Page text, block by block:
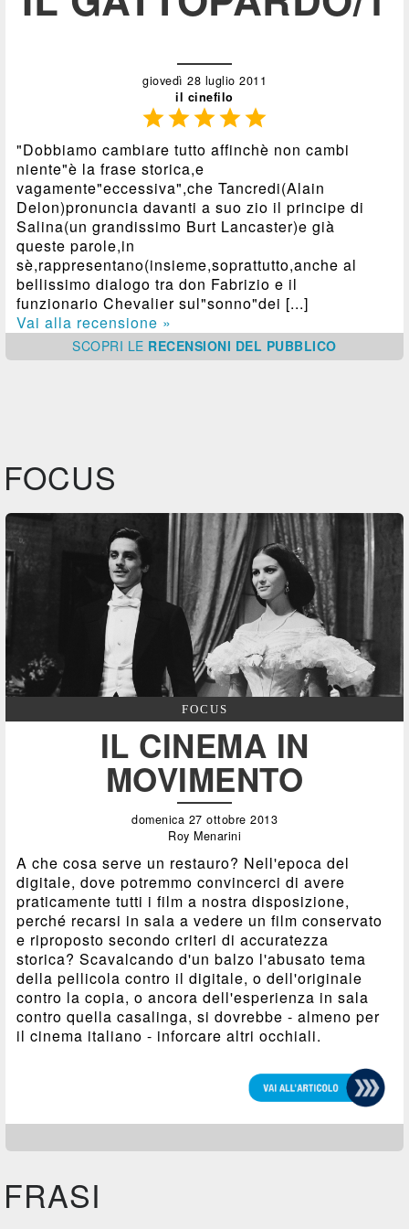
giovedì 28 luglio 2011
il cinefilo

"Dobbiamo cambiare tutto affinchè non cambi
niente"è la frase storica,e
vagamente"eccessiva",che Tancredi(Alain
Delon)pronuncia davanti a suo zio il principe di
Salina(un grandissimo Burt Lancaster)e già
queste parole,in
sè,rappresentano(insieme,soprattutto,anche al
bellissimo dialogo tra don Fabrizio e il
funzionario Chevalier sul"sonno"dei [...]
Vai alla recensione »
SCOPRI LE RECENSIONI DEL PUBBLICO
FOCUS
FOCUS
IL CINEMA IN
MOVIMENTO
domenica 27 ottobre 2013
Roy Menarini
A che cosa serve un restauro? Nell'epoca del
digitale, dove potremmo convincerci di avere
praticamente tutti i film a nostra disposizione,
perché recarsi in sala a vedere un film conservato
e riproposto secondo criteri di accuratezza
storica? Scavalcando d'un balzo l'abusato tema
della pellicola contro il digitale, o dell'originale
contro la copia, o ancora dell'esperienza in sala
contro quella casalinga, si dovrebbe - almeno per
il cinema italiano - inforcare altri occhiali.
FRASI